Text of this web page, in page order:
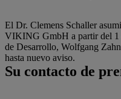
El Dr. Clemens Schaller
VIKING GmbH a partir del 1
de Desarrollo, Wolfgang
hasta nuevo aviso.
Su contacto de